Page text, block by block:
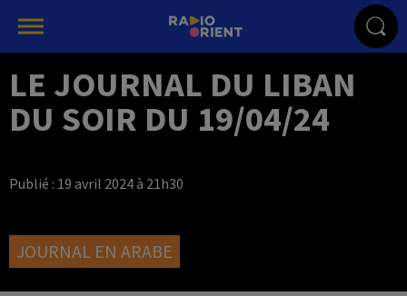
LE JOURNAL DU LIBAN
DU SOIR DU 19/04/24
Publié : 19 avril 2024 à 21h30
JOURNAL EN ARABE